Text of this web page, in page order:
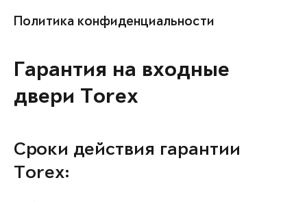
Политика конфиденциальности
Гарантия на входные
двери Torex
Сроки действия гарантии
Torex: